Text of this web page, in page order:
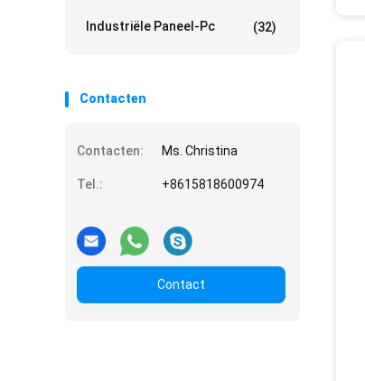
Industriële Paneel-Pc (32)
Contacten
Contacten: Ms. Christina
Tel.: +8615818600974
Contact